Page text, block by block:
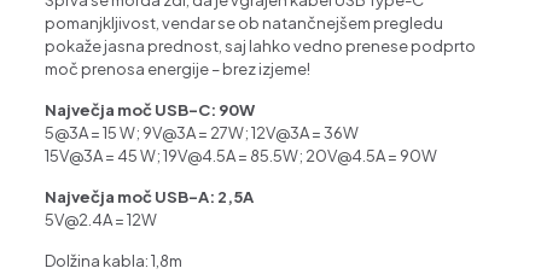
pomanjkljivost, vendar se ob natančnejšem pregledu
pokaže jasna prednost, saj lahko vedno prenese podprto
moč prenosa energije – brez izjeme!
Največja moč USB-C: 90W
5@3A = 15 W; 9V@3A = 27W; 12V@3A = 36W
15V@3A = 45 W; 19V@4.5A = 85.5W; 20V@4.5A = 90W
Največja moč USB-A: 2,5A
5V@2.4A = 12W
Dolžina kabla: 1,8m